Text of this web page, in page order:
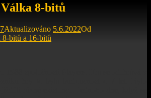
Válka 8-bitů
Aktualizováno 5.6.2022Od
8-bitů a 16-bitů